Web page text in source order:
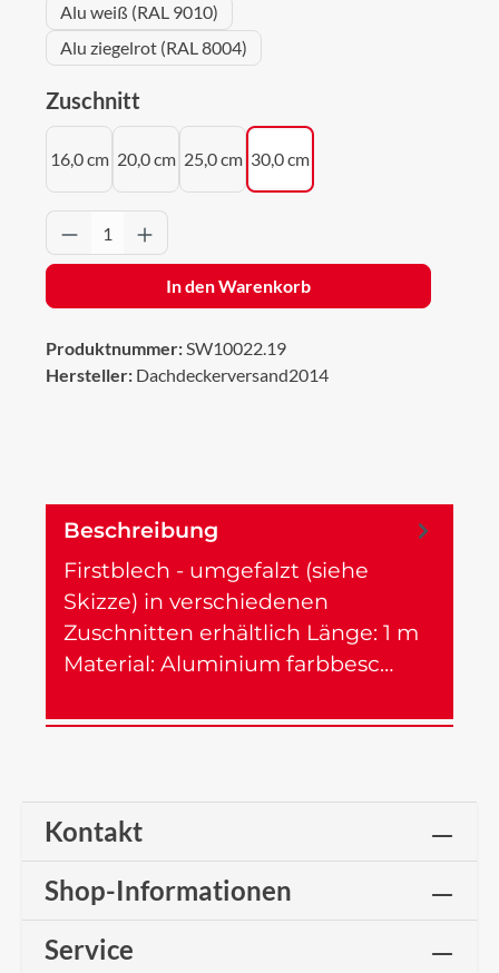
Alu weiß (RAL 9010)
Alu ziegelrot (RAL 8004)
Zuschnitt
16,0 cm 20,0 cm 25,0 cm 30,0 cm
Produkt Anzahl: Gib den gewünschten
In den Warenkorb
Produktnummer:SW10022.19
Hersteller: Dachdeckerversand2014
Beschreibung
Firstblech - umgefalzt (siehe
Skizze) in verschiedenen
Zuschnitten erhältlich Länge: 1 m
Material: Aluminium farbbesc…
Kontakt
Shop-Informationen
Service